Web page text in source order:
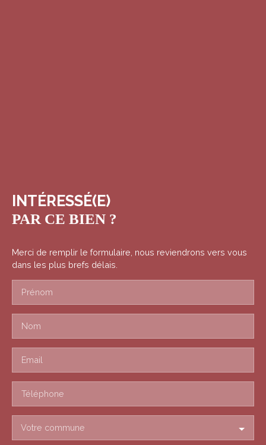
INTÉRESSÉ(E)
PAR CE BIEN ?
Merci de remplir le formulaire, nous reviendrons vers vous
dans les plus brefs délais.
Prénom
Nom
Email
Téléphone
Votre commune